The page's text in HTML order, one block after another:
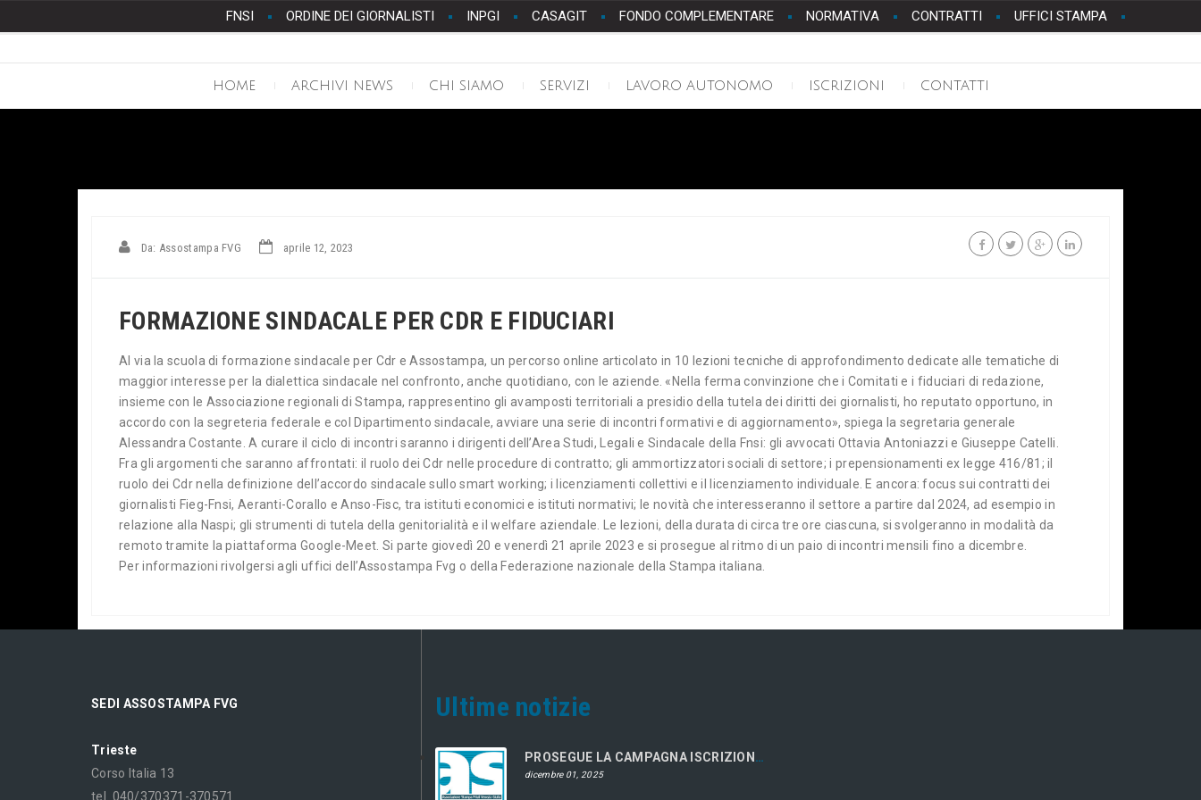
FNSI ORDINE DEI GIORNALISTI INPGI CASAGIT FONDO COMPLEMENTARE NORMATIVA CONTRATTI UFFICI STAMPA
HOME ARCHIVI NEWS CHI SIAMO SERVIZI LAVORO AUTONOMO ISCRIZIONI CONTATTI
Da: Assostampa FVG aprile 12, 2023
FORMAZIONE SINDACALE PER CDR E FIDUCIARI
Al via la scuola di formazione sindacale per Cdr e Assostampa, un percorso online articolato in 10 lezioni tecniche di approfondimento dedicate alle tematiche di
maggior interesse per la dialettica sindacale nel confronto, anche quotidiano, con le aziende. «Nella ferma convinzione che i Comitati e i fiduciari di redazione,
insieme con le Associazione regionali di Stampa, rappresentino gli avamposti territoriali a presidio della tutela dei diritti dei giornalisti, ho reputato opportuno, in
accordo con la segreteria federale e col Dipartimento sindacale, avviare una serie di incontri formativi e di aggiornamento», spiega la segretaria generale
Alessandra Costante. A curare il ciclo di incontri saranno i dirigenti dell’Area Studi, Legali e Sindacale della Fnsi: gli avvocati Ottavia Antoniazzi e Giuseppe Catelli.
Fra gli argomenti che saranno affrontati: il ruolo dei Cdr nelle procedure di contratto; gli ammortizzatori sociali di settore; i prepensionamenti ex legge 416/81; il
ruolo dei Cdr nella definizione dell’accordo sindacale sullo smart working; i licenziamenti collettivi e il licenziamento individuale. E ancora: focus sui contratti dei
giornalisti Fieg-Fnsi, Aeranti-Corallo e Anso-Fisc, tra istituti economici e istituti normativi; le novità che interesseranno il settore a partire dal 2024, ad esempio in
relazione alla Naspi; gli strumenti di tutela della genitorialità e il welfare aziendale. Le lezioni, della durata di circa tre ore ciascuna, si svolgeranno in modalità da
remoto tramite la piattaforma Google-Meet. Si parte giovedì 20 e venerdì 21 aprile 2023 e si prosegue al ritmo di un paio di incontri mensili fino a dicembre.
Per informazioni rivolgersi agli uffici dell’Assostampa Fvg o della Federazione nazionale della Stampa italiana.
SEDI ASSOSTAMPA FVG
Trieste
Corso Italia 13
tel. 040/370371-370571
Ultime notizie
PROSEGUE LA CAMPAGNA ISCRIZIONI 2026
dicembre 01, 2025